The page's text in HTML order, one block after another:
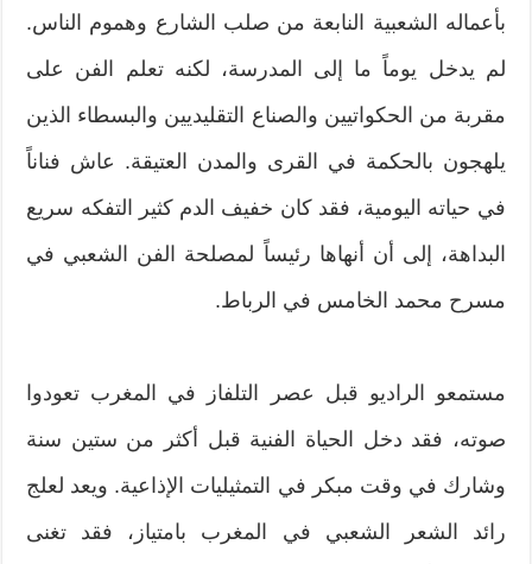
بأعماله الشعبية النابعة من صلب الشارع وهموم الناس.
لم يدخل يوماً ما إلى المدرسة، لكنه تعلم الفن على
مقربة من الحكواتيين والصناع التقليديين والبسطاء الذين
يلهجون بالحكمة في القرى والمدن العتيقة. عاش فناناً
في حياته اليومية، فقد كان خفيف الدم كثير التفكه سريع
البداهة، إلى أن أنهاها رئيساً لمصلحة الفن الشعبي في
مسرح محمد الخامس في الرباط.
مستمعو الراديو قبل عصر التلفاز في المغرب تعودوا
صوته، فقد دخل الحياة الفنية قبل أكثر من ستين سنة
وشارك في وقت مبكر في التمثيليات الإذاعية. ويعد لعلج
رائد الشعر الشعبي في المغرب بامتياز، فقد تغنى